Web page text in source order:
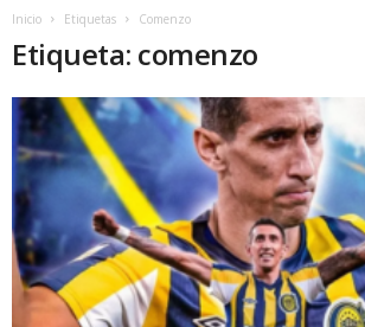
Inicio Etiquetas Comenzo
Etiqueta: comenzo